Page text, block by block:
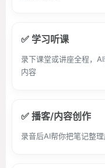
✅ 学习听课
录下课堂或讲座全程，
内容
✅ 播客/内容创作
录音后AI帮你把笔记整